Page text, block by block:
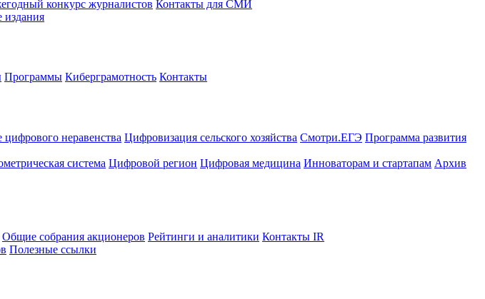
конкурс журналистов Контакты для СМИ
издания
Программы Киберграмотность Контакты
неравенства Цифровизация сельского хозяйства Смотри.ЕГЭ Программа развития
система Цифровой регион Цифровая медицина Инноваторам и стартапам Архив
Общие собрания акционеров Рейтинги и аналитики Контакты IR
Полезные ссылки